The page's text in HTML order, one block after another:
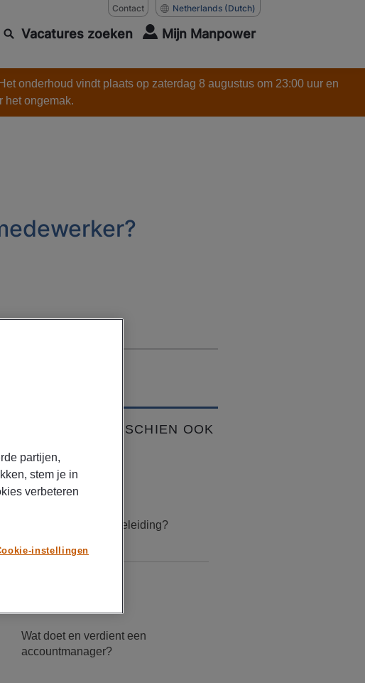
Contact Netherlands (Dutch)
Vacatures zoeken Mijn Manpower
onderhoud vindt plaats op zaterdag 8 augustus om 23:00 uur en
het ongemak.
DIT VIND JE MISSCHIEN OOK
ARTIKELEN
februari 17, 2026
Wat is loopbaanbegeleiding?
Wat doet en verdient een
accountmanager?
partijen,
stem je in
verbeteren
instellingen